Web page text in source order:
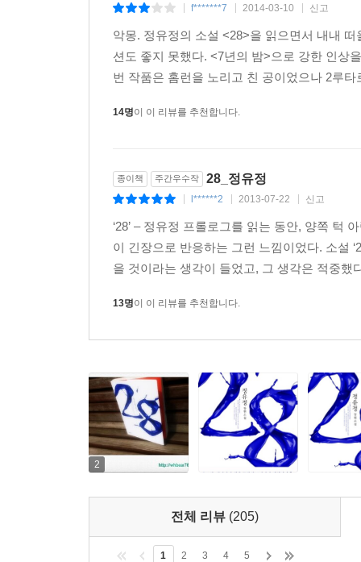
f*******7 2014-03-10 신고
악몽. 정유정의 소설 <28>을 읽으면서 내내
션도 좋지 못했다. <7년의 밤>으로 강한 인상
번 작품은 홈런을 노리고 친 공이었으나 2루
14명이 이 리뷰를 추천합니다.
종이책 주간우수작 28_정유정
l******2 2013-07-22 신고
‘28’ – 정유정 프롤로그를 읽는 동안, 양쪽 턱
이 긴장으로 반응하는 그런 느낌이었다. 소설
을 것이라는 생각이 들었고, 그 생각은 적중했
13명이 이 리뷰를 추천합니다.
2
전체 리뷰 (205)
1 2 3 4 5